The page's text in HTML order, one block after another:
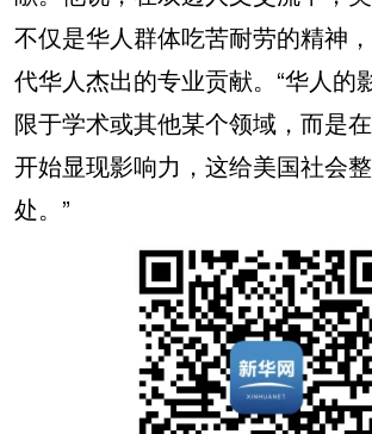
不仅是华人群体吃苦耐劳的精神
代华人杰出的专业贡献。“华人的
限于学术或其他某个领域，而是
开始显现影响力，这给美国社会
处。”